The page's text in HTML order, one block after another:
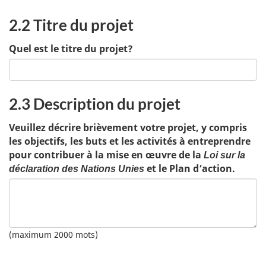
2.2 Titre du projet
Quel est le titre du projet?
2.3 Description du projet
Veuillez décrire brièvement votre projet, y compris
les objectifs, les buts et les activités à entreprendre
pour contribuer à la mise en œuvre de la Loi sur la
déclaration des Nations Unies et le Plan d’action.
(maximum 2000 mots)